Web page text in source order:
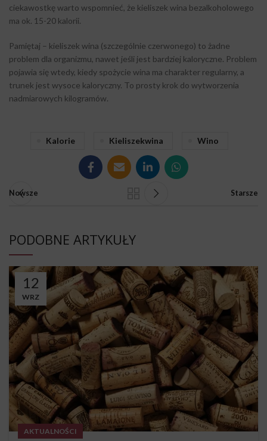
ciekawostkę warto wspomnieć, że kieliszek wina bezalkoholowego
ma ok. 15-20 kalorii.
Pamiętaj – kieliszek wina (szczególnie czerwonego) to żadne
problem dla organizmu, nawet jeśli jest bardziej kaloryczne. Problem
pojawia się wtedy, kiedy spożycie wina ma charakter regularny, a
trunek jest wysoce kaloryczny. To prosty krok do wytworzenia
nadmiarowych kilogramów.
Kalorie Kieliszekwina Wino
Nowsze Starsze
PODOBNE ARTYKUŁY
12
WRZ
AKTUALNOŚCI